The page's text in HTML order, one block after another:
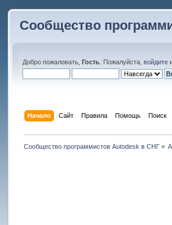
Сообщество
Добро пожаловать,Гость . Пожалуйста,войдите
Начало Сайт Правила Помощь Поиск
Сообщество программистов Autodesk в СНГ»